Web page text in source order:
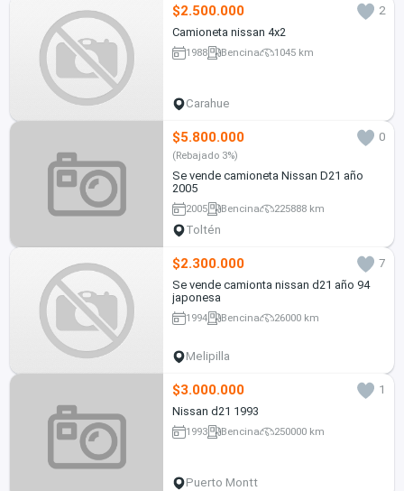
$2.500.000
2
Camioneta nissan 4x2
1988 Bencina 1045 km
Carahue
$5.800.000 0
(Rebajado 3%)
Se vende camioneta Nissan D21 año
2005
2005 Bencina 225888 km
Toltén
$2.300.000
7
Se vende camionta nissan d21 año 94
japonesa
1994 Bencina 26000 km
Melipilla
$3.000.000
1
Nissan d21 1993
1993 Bencina 250000 km
Puerto Montt